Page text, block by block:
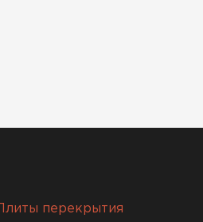
Плиты перекрытия